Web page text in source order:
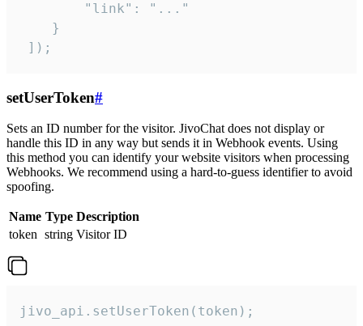
        "link": "..."
    }
]);
setUserToken#
Sets an ID number for the visitor. JivoChat does not display or
handle this ID in any way but sends it in Webhook events. Using
this method you can identify your website visitors when processing
Webhooks. We recommend using a hard-to-guess identifier to avoid
spoofing.
Name Type Description
token string Visitor ID
jivo_api.setUserToken(token);